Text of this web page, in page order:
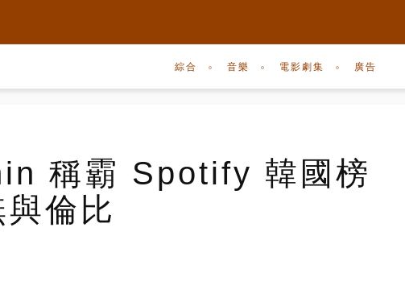
綜合 音樂 電影劇集 廣告
稱霸 Spotify 韓國榜
倫比